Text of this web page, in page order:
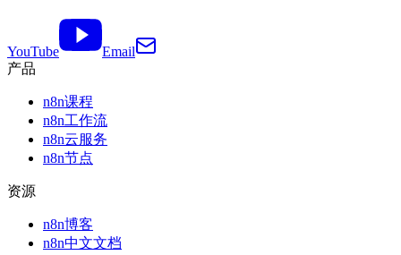
YouTube
Email
产品
n8n课程
n8n工作流
n8n云服务
n8n节点
资源
n8n博客
n8n中文文档